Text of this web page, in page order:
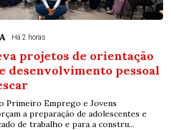
Há 2 horas
projetos de orientação
desenvolvimento pessoal
Primeiro Emprego e Jovens
a preparação de adolescentes e
de trabalho e para a constru...